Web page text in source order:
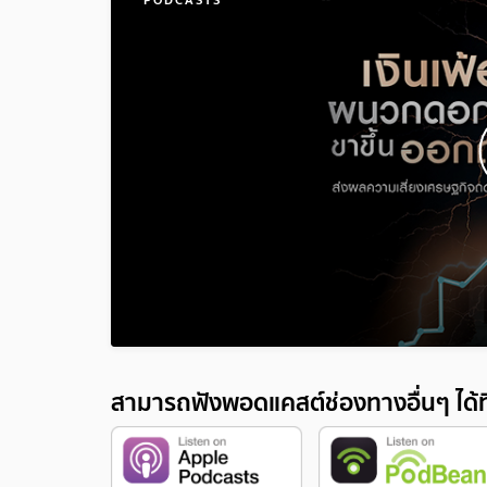
สามารถฟังพอดแคสต์ช่องทางอื่นๆ ไ